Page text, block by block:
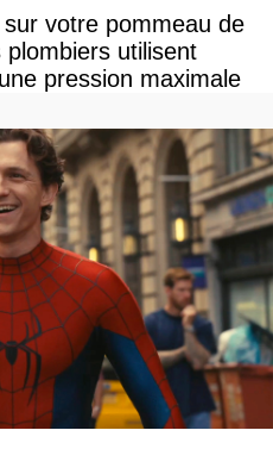
votre pommeau de
utilisent
pression maximale